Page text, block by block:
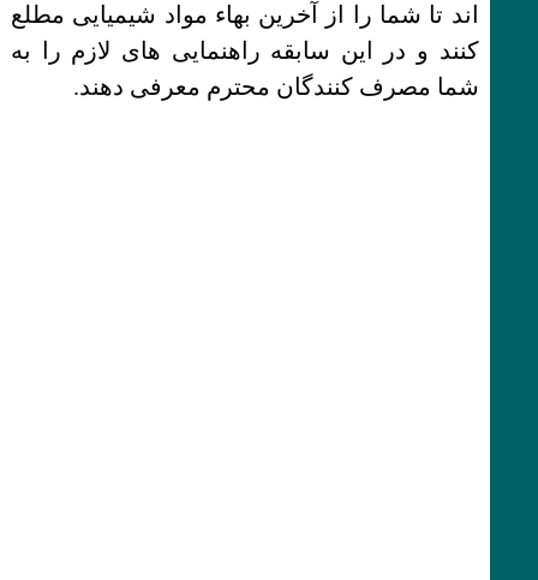
اند تا شما را از آخرین بهاء مواد شیمیایی مطلع
کنند و در این سابقه راهنمایی های لازم را به
شما مصرف کنندگان محترم معرفی دهند.